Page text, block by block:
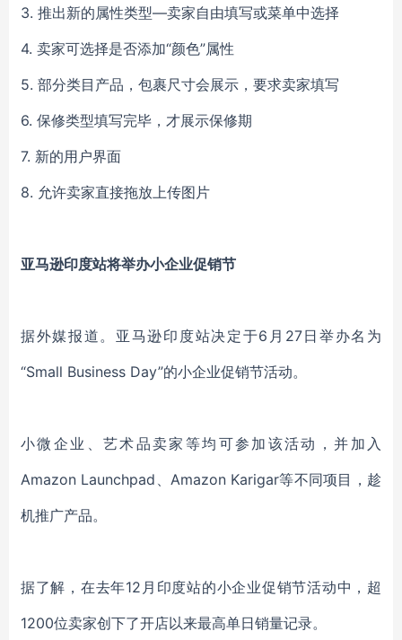
3. 推出新的属性类型—卖家自由填写或菜单中选择
4. 卖家可选择是否添加“颜色”属性
5. 部分类目产品，包裹尺寸会展示，要求卖家填写
6. 保修类型填写完毕，才展示保修期
7. 新的用户界面
8. 允许卖家直接拖放上传图片
亚马逊印度站将举办小企业促销节
据外媒报道。亚马逊印度站决定于6月27日举办名为
“Small Business Day”的小企业促销节活动。
小微企业、艺术品卖家等均可参加该活动，并加入
Amazon Launchpad、Amazon Karigar等不同项目，趁
机推广产品。
据了解，在去年12月印度站的小企业促销节活动中，超
1200位卖家创下了开店以来最高单日销量记录。